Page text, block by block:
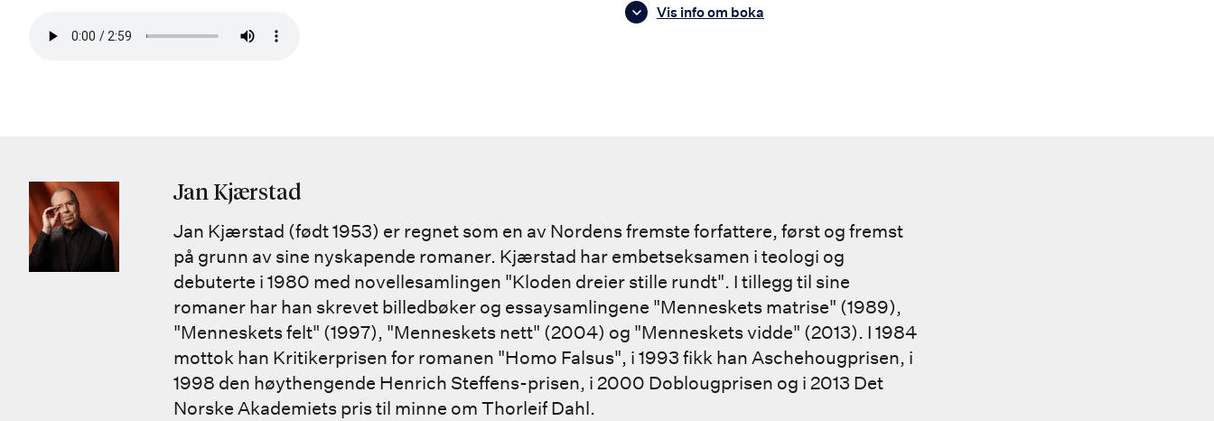
Bla
Vis info om boka
Jan Kjærstad
Jan Kjærstad (født 1953) er regnet som en av Nordens fremste forfattere, først og fremst
på grunn av sine nyskapende romaner. Kjærstad har embetseksamen i teologi og
debuterte i 1980 med novellesamlingen "Kloden dreier stille rundt". I tillegg til sine
romaner har han skrevet billedbøker og essaysamlingene "Menneskets matrise" (1989),
"Menneskets felt" (1997), "Menneskets nett" (2004) og "Menneskets vidde" (2013). I 1984
mottok han Kritikerprisen for romanen "Homo Falsus", i 1993 fikk han Aschehougprisen, i
1998 den høythengende Henrich Steffens-prisen, i 2000 Doblougprisen og i 2013 Det
Norske Akademiets pris til minne om Thorleif Dahl.